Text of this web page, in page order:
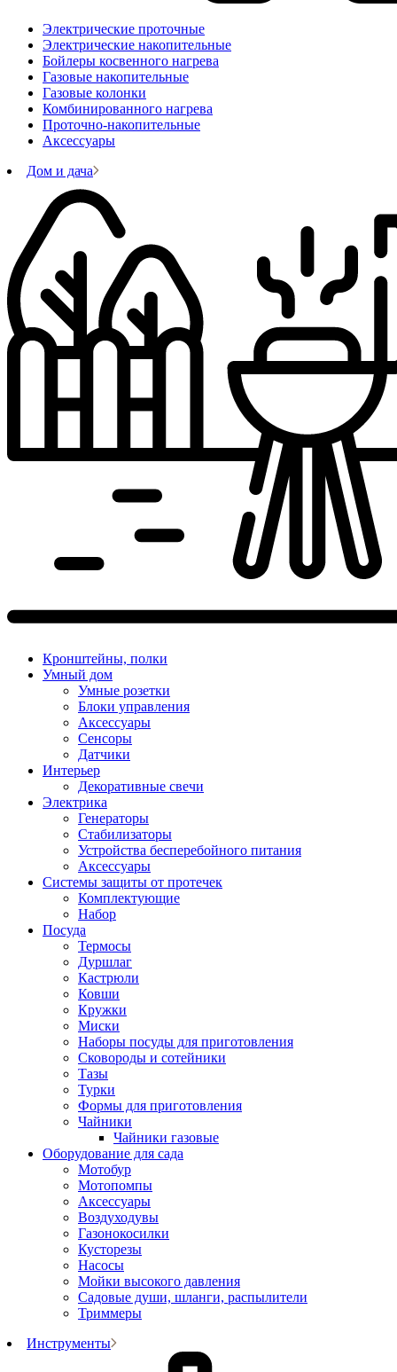
Электрические проточные
Электрические накопительные
Бойлеры косвенного нагрева
Газовые накопительные
Газовые колонки
Комбинированного нагрева
Проточно-накопительные
Аксессуары
Дом и дача
Кронштейны, полки
Умный дом
Умные розетки
Блоки управления
Аксессуары
Сенсоры
Датчики
Интерьер
Декоративные свечи
Электрика
Генераторы
Стабилизаторы
Устройства бесперебойного питания
Аксессуары
Системы защиты от протечек
Комплектующие
Набор
Посуда
Термосы
Дуршлаг
Кастрюли
Ковши
Кружки
Миски
Наборы посуды для приготовления
Сковороды и сотейники
Тазы
Турки
Формы для приготовления
Чайники
Чайники газовые
Оборудование для сада
Мотобур
Мотопомпы
Аксессуары
Воздуходувы
Газонокосилки
Кусторезы
Насосы
Мойки высокого давления
Садовые души, шланги, распылители
Триммеры
Инструменты